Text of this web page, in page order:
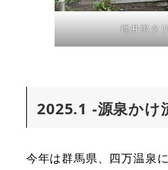
軽井沢タ
2025.1 -源泉かけ
今年は群馬県、四万温泉